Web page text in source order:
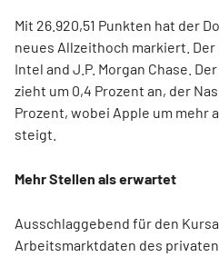
Mit 26.920,51 Punkten hat der
neues Allzeithoch markiert.
Intel and J.P. Morgan Chase.
zieht um 0,4 Prozent an, der
Prozent, wobei Apple um mehr
steigt.
Mehr Stellen als erwartet
Ausschlaggebend für den
Arbeitsmarktdaten des